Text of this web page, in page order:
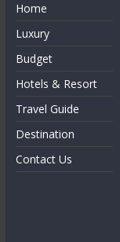
Home
Luxury
Budget
Hotels & Resort
Travel Guide
Destination
Contact Us